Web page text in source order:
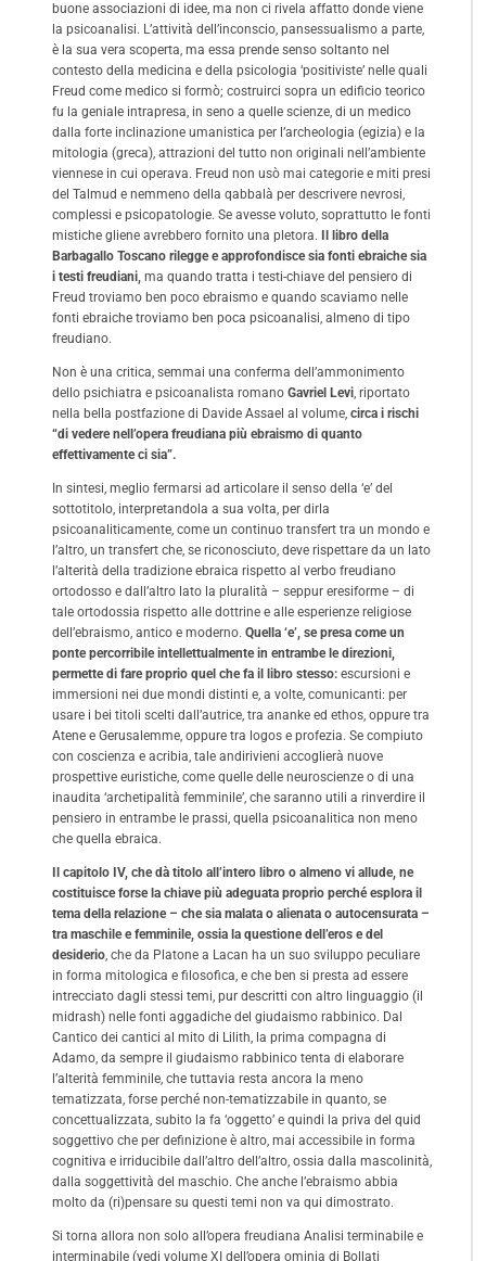
buone associazioni di idee, ma non ci rivela affatto donde viene
la psicoanalisi. L’attività dell’inconscio, pansessualismo a parte,
è la sua vera scoperta, ma essa prende senso soltanto nel
contesto della medicina e della psicologia ‘positiviste’ nelle quali
Freud come medico si formò; costruirci sopra un edificio teorico
fu la geniale intrapresa, in seno a quelle scienze, di un medico
dalla forte inclinazione umanistica per l’archeologia (egizia) e la
mitologia (greca), attrazioni del tutto non originali nell’ambiente
viennese in cui operava. Freud non usò mai categorie e miti presi
del Talmud e nemmeno della qabbalà per descrivere nevrosi,
complessi e psicopatologie. Se avesse voluto, soprattutto le fonti
mistiche gliene avrebbero fornito una pletora.
Il libro della
Barbagallo Toscano rilegge e approfondisce sia fonti ebraiche sia
i testi freudiani, ma quando tratta i testi-chiave del pensiero di
Freud troviamo ben poco ebraismo e quando scaviamo nelle
fonti ebraiche troviamo ben poca psicoanalisi, almeno di tipo
freudiano.
Non è una critica, semmai una conferma dell’ammonimento
dello psichiatra e psicoanalista romano Gavriel Levi, riportato
nella bella postfazione di Davide Assael al volume, circa i rischi
“di vedere nell’opera freudiana più ebraismo di quanto
effettivamente ci sia”.
In sintesi, meglio fermarsi ad articolare il senso della ‘e’ del
sottotitolo, interpretandola a sua volta, per dirla
psicoanaliticamente, come un continuo transfert tra un mondo e
l’altro, un transfert che, se riconosciuto, deve rispettare da un lato
l’alterità della tradizione ebraica rispetto al verbo freudiano
ortodosso e dall’altro lato la pluralità – seppur eresiforme – di
tale ortodossia rispetto alle dottrine e alle esperienze religiose
dell’ebraismo, antico e moderno. Quella ‘e’, se presa come un
ponte percorribile intellettualmente in entrambe le direzioni,
permette di fare proprio quel che fa il libro stesso: escursioni e
immersioni nei due mondi distinti e, a volte, comunicanti: per
usare i bei titoli scelti dall’autrice, tra ananke ed ethos, oppure tra
Atene e Gerusalemme, oppure tra logos e profezia. Se compiuto
con coscienza e acribia, tale andirivieni accoglierà nuove
prospettive euristiche, come quelle delle neuroscienze o di una
inaudita ‘archetipalità femminile’, che saranno utili a rinverdire il
pensiero in entrambe le prassi, quella psicoanalitica non meno
che quella ebraica.
Il capitolo IV, che dà titolo all’intero libro o almeno vi allude, ne
costituisce forse la chiave più adeguata proprio perché esplora il
tema della relazione – che sia malata o alienata o autocensurata –
tra maschile e femminile, ossia la questione dell’eros e del
desiderio, che da Platone a Lacan ha un suo sviluppo peculiare
in forma mitologica e filosofica, e che ben si presta ad essere
intrecciato dagli stessi temi, pur descritti con altro linguaggio (il
midrash) nelle fonti aggadiche del giudaismo rabbinico. Dal
Cantico dei cantici al mito di Lilith, la prima compagna di
Adamo, da sempre il giudaismo rabbinico tenta di elaborare
l’alterità femminile, che tuttavia resta ancora la meno
tematizzata, forse perché non-tematizzabile in quanto, se
concettualizzata, subito la fa ‘oggetto’ e quindi la priva del quid
soggettivo che per definizione è altro, mai accessibile in forma
cognitiva e irriducibile dall’altro dell’altro, ossia dalla mascolinità,
dalla soggettività del maschio. Che anche l’ebraismo abbia
molto da (ri)pensare su questi temi non va qui dimostrato.
Si torna allora non solo all’opera freudiana Analisi terminabile e
interminabile (vedi volume XI dell’opera ominia di Bollati